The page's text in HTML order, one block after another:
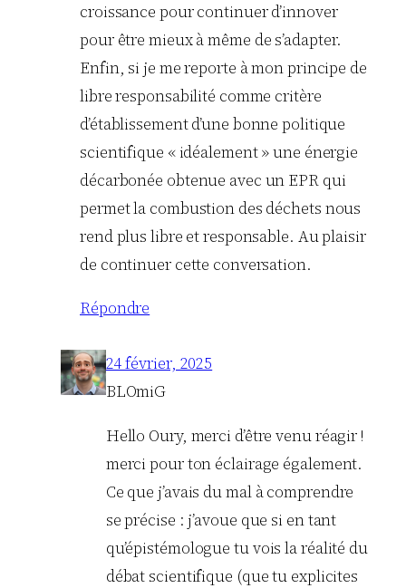
croissance pour continuer d’innover
pour être mieux à même de s’adapter.
Enfin, si je me reporte à mon principe de
libre responsabilité comme critère
d’établissement d’une bonne politique
scientifique « idéalement » une énergie
décarbonée obtenue avec un EPR qui
permet la combustion des déchets nous
rend plus libre et responsable. Au plaisir
de continuer cette conversation.
Répondre
24 février, 2025
BLOmiG
Hello Oury, merci d’être venu réagir !
merci pour ton éclairage également.
Ce que j’avais du mal à comprendre
se précise : j’avoue que si en tant
qu’épistémologue tu vois la réalité du
débat scientifique (que tu explicites